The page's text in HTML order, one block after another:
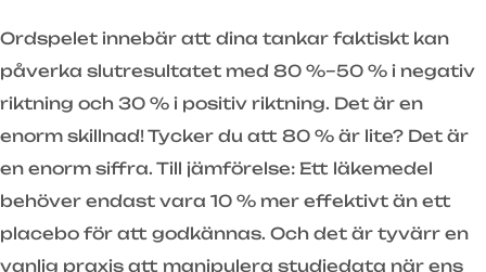
Ordspelet innebär att dina tankar faktiskt kan
påverka slutresultatet med 80 %–50 % i negativ
riktning och 30 % i positiv riktning. Det är en
enorm skillnad! Tycker du att 80 % är lite? Det är
en enorm siffra. Till jämförelse: Ett läkemedel
behöver endast vara 10 % mer effektivt än ett
placebo för att godkännas. Och det är tyvärr en
vanlig praxis att manipulera studiedata när ens